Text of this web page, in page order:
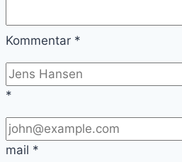
Kommentar *
*
mail *